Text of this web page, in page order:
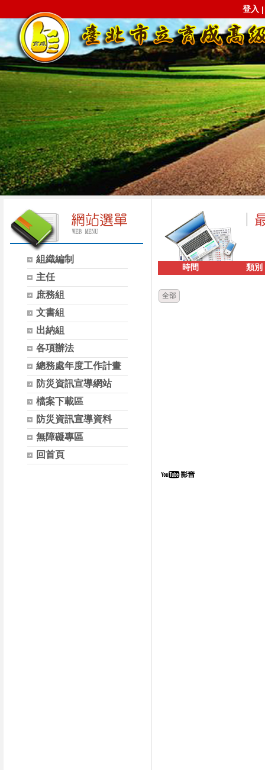
登入
組織編制
主任
庶務組
文書組
出納組
各項辦法
總務處年度工作計畫
防災資訊宣導網站
檔案下載區
防災資訊宣導資料
無障礙專區
回首頁
時間 類別
全部